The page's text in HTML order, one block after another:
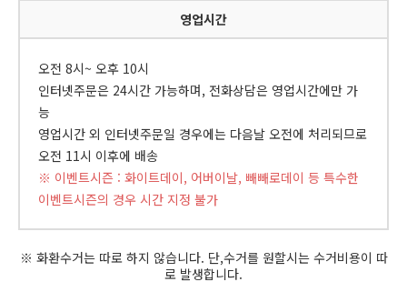
영업시간
오전 8시~ 오후 10시
인터넷주문은 24시간 가능하며, 전화상담은 영업시간에만 가
능
영업시간 외 인터넷주문일 경우에는 다음날 오전에 처리되므로
오전 11시 이후에 배송
※ 이벤트시즌 : 화이트데이, 어버이날, 빼빼로데이 등 특수한
이벤트시즌의 경우 시간 지정 불가
※ 화환수거는 따로 하지 않습니다. 단,수거를 원할시는 수거비용이 따
로 발생합니다.